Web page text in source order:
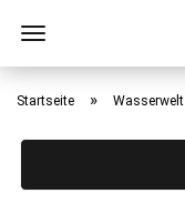
Direkt
zumStartseite » Wasserwelt